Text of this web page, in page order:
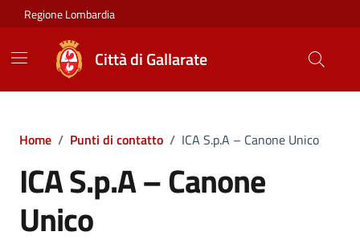
Vai ai contenuti
Vai al footer
Regione Lombardia
Città di Gallarate
Home / Punti di contatto / ICA S.p.A – Canone Unico
ICA S.p.A – Canone
Unico